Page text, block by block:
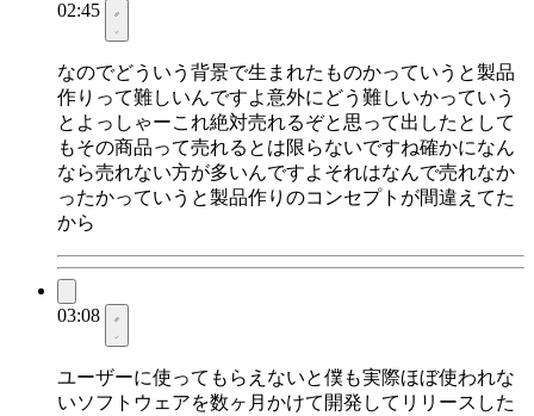
02:45
なのでどういう背景で生まれたものかっていうと製品
作りって難しいんですよ意外にどう難しいかっていう
とよっしゃーこれ絶対売れるぞと思って出したとして
もその商品って売れるとは限らないですね確かになん
なら売れない方が多いんですよそれはなんで売れなか
ったかっていうと製品作りのコンセプトが間違えてた
から
03:08
ユーザーに使ってもらえないと僕も実際ほぼ使われな
いソフトウェアを数ヶ月かけて開発してリリースした